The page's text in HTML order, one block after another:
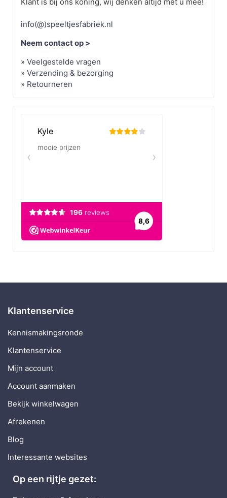
info(@)speeltjesfabriek.nl
Neem contact op >
» Veelgestelde vragen
» Verzending & bezorging
» Retourneren
Klantenservice
Kennismakingsronde
Klantenservice
Mijn account
Account aanmaken
Bekijk winkelwagen
Afrekenen
Blog
Interessante websites
Op een rijtje gezet: